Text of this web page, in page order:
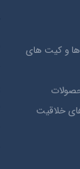
ها و کیت های
خلاقیت